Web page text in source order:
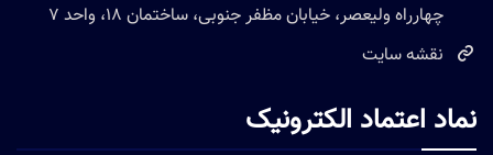
چهارراه ولیعصر، خیابان مظفر جنوبی، ساختمان 18، واحد 7
نقشه سایت
نماد اعتماد الکترونیک